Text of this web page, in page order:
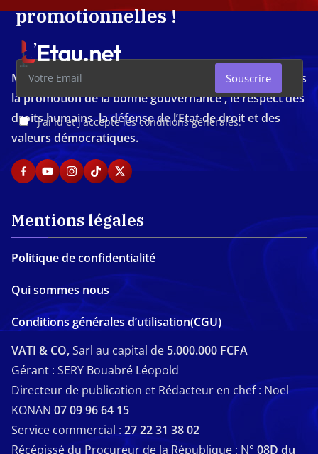
promotionnelles !
J'ai lu et j'accepte les conditions générales.
Souscrire
Média d'investigation ivoirien résolument engagé dans
la promotion de la bonne gouvernance , le respect des
droits humains, la défense de l’Etat de droit et des
valeurs démocratiques.
Mentions légales
Politique de confidentialité
Qui sommes nous
Conditions générales d’utilisation(CGU)
VATI & CO,Sarl au capital de 5.000.000 FCFA
Gérant : SERY Bouabré Léopold
Directeur de publication et Rédacteur en chef : Noel
KONAN 07 09 96 64 15
Service commercial :27 22 31 38 02
Récépissé du Procureur de la République : N° 08D du